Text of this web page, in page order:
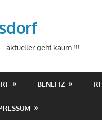
aktueller geht kaum !!!
BENEFIZ